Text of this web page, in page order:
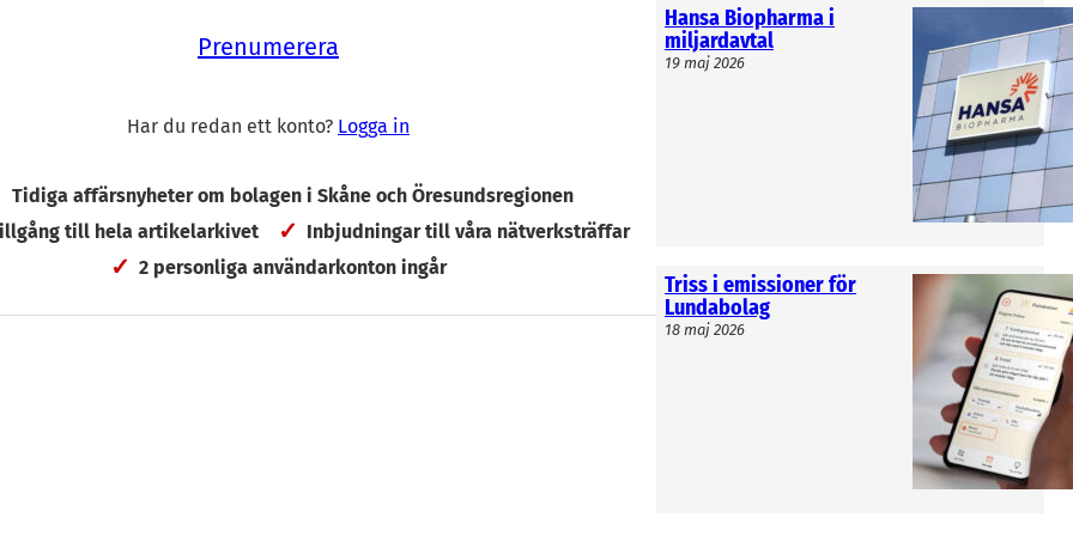
Prenumerera
Har du redan ett konto? Logga in
Tidiga affärsnyheter om bolagen i Skåne och Öresundsregionen
till hela artikelarkivet
Inbjudningar till våra nätverksträffar
2 personliga användarkonton ingår
Hansa Biopharma i
miljardavtal
19 maj 2026
Triss i emissioner för
Lundabolag
18 maj 2026